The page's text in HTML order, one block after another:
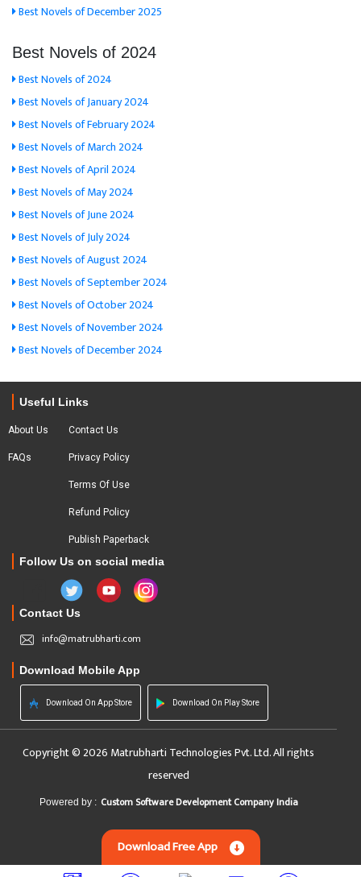
Best Novels of December 2025
Best Novels of 2024
Best Novels of 2024
Best Novels of January 2024
Best Novels of February 2024
Best Novels of March 2024
Best Novels of April 2024
Best Novels of May 2024
Best Novels of June 2024
Best Novels of July 2024
Best Novels of August 2024
Best Novels of September 2024
Best Novels of October 2024
Best Novels of November 2024
Best Novels of December 2024
Useful Links
About Us
FAQs
Contact Us
Privacy Policy
Terms Of Use
Refund Policy
Publish Paperback
Follow Us on social media
Contact Us
info@matrubharti.com
Download Mobile App
Download On App Store Download On Play Store
Copyright © 2026 Matrubharti Technologies Pvt. Ltd. All rights
reserved
Powered by : Custom Software Development Company India
Download Free App